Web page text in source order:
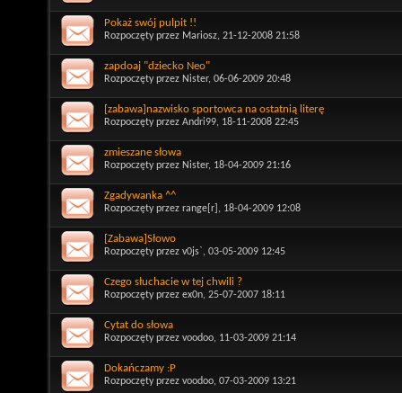
Pokaż swój pulpit !!
Rozpoczęty przez Mariosz, 21-12-2008 21:58
zapdoaj "dziecko Neo"
Rozpoczęty przez Nister, 06-06-2009 20:48
[zabawa]nazwisko sportowca na ostatnią literę
Rozpoczęty przez Andri99, 18-11-2008 22:45
zmieszane słowa
Rozpoczęty przez Nister, 18-04-2009 21:16
Zgadywanka ^^
Rozpoczęty przez range[r] , 18-04-2009 12:08
[Zabawa]Słowo
Rozpoczęty przez v0js` , 03-05-2009 12:45
Czego słuchacie w tej chwili ?
Rozpoczęty przez ex0n, 25-07-2007 18:11
Cytat do słowa
Rozpoczęty przez voodoo, 11-03-2009 21:14
Dokańczamy :P
Rozpoczęty przez voodoo, 07-03-2009 13:21